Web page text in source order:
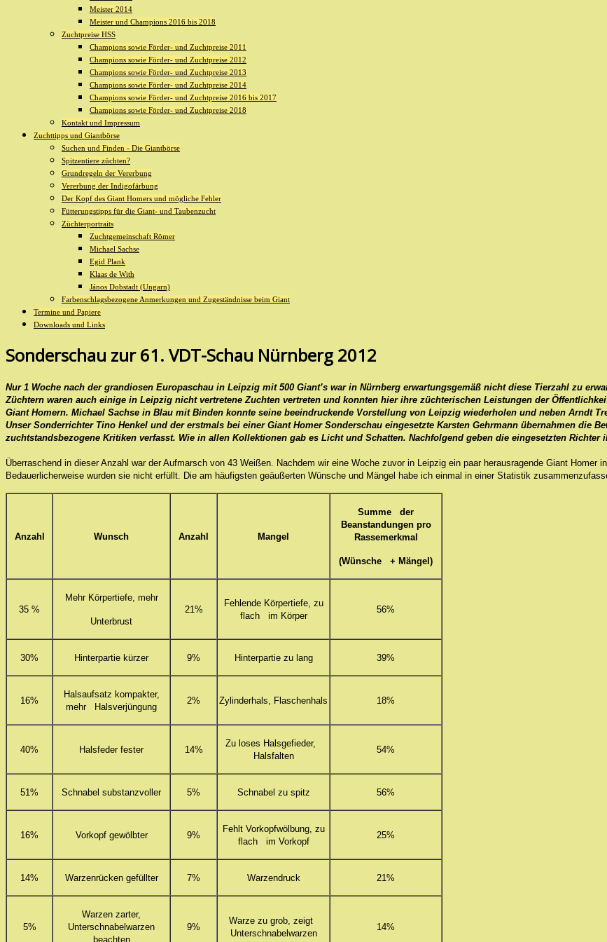
Meister 2014
Meister und Champions 2016 bis 2018
Zuchtpreise HSS
Champions sowie Förder- und Zuchtpreise 2011
Champions sowie Förder- und Zuchtpreise 2012
Champions sowie Förder- und Zuchtpreise 2013
Champions sowie Förder- und Zuchtpreise 2014
Champions sowie Förder- und Zuchtpreise 2016 bis 2017
Champions sowie Förder- und Zuchtpreise 2018
Kontakt und Impressum
Zuchttipps und Giantbörse
Suchen und Finden - Die Giantbörse
Spitzentiere züchten?
Grundregeln der Vererbung
Vererbung der Indigofärbung
Der Kopf des Giant Homers und mögliche Fehler
Fütterungstipps für die Giant- und Taubenzucht
Züchterportraits
Zuchtgemeinschaft Römer
Michael Sachse
Egid Plank
Klaas de With
János Dobstadt (Ungarn)
Farbenschlagsbezogene Anmerkungen und Zugeständnisse beim Giant
Termine und Papiere
Downloads und Links
Sonderschau zur 61. VDT-Schau Nürnberg 2012
Nur 1 Woche nach der grandiosen Europaschau in Leipzig mit 500 Giant’s war in Nürnberg erwartungsgemäß nicht diese Tierzahl zu
Züchtern waren auch einige in Leipzig nicht vertretene Zuchten vertreten und konnten hier ihre züchterischen Leistungen der
Giant Homern. Michael Sachse in Blau mit Binden konnte seine beeindruckende Vorstellung von Leipzig wiederholen und neben Arndt
Unser Sonderrichter Tino Henkel und der erstmals bei einer Giant Homer Sonderschau eingesetzte Karsten Gehrmann übernahmen die
zuchtstandsbezogene Kritiken verfasst. Wie in allen Kollektionen gab es Licht und Schatten. Nachfolgend geben die eingesetzten Richter
Überraschend in dieser Anzahl war der Aufmarsch von 43 Weißen. Nachdem wir eine Woche zuvor in Leipzig ein paar herausragende Giant Homer
Bedauerlicherweise wurden sie nicht erfüllt. Die am häufigsten geäußerten Wünsche und Mängel habe ich einmal in einer Statistik
Anzahl Wunsch Anzahl Mangel
Summe der
Beanstandungen pro
Rassemerkmal
(Wünsche + Mängel)
35 %
Mehr Körpertiefe, mehr
Unterbrust
21%
Fehlende Körpertiefe, zu
flach im Körper
56%
30% Hinterpartie kürzer 9% Hinterpartie zu lang 39%
16%
Halsaufsatz kompakter,
mehr Halsverjüngung
2% Zylinderhals, Flaschenhals 18%
40% Halsfeder fester 14%
Zu loses Halsgefieder,
Halsfalten
54%
51% Schnabel substanzvoller 5% Schnabel zu spitz 56%
16% Vorkopf gewölbter 9%
Fehlt Vorkopfwölbung, zu
flach im Vorkopf
25%
14% Warzenrücken gefüllter 7% Warzendruck 21%
5%
Warzen zarter,
Unterschnabelwarzen
beachten
9%
Warze zu grob, zeigt
Unterschnabelwarzen
14%